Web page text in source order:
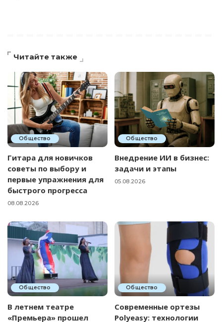
Читайте также
Общество
Гитара для новичков
советы по выбору и
первые упражнения для
быстрого прогресса
08.08.2026
Общество
Внедрение ИИ в бизнес:
задачи и этапы
05.08.2026
Общество
В летнем театре
«Премьера» прошел
Общество
Современные ортезы
Polyeasy: технологии